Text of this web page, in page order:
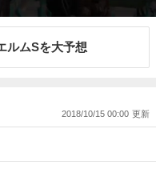
ルムSを大予想
2018/10/15 00:00